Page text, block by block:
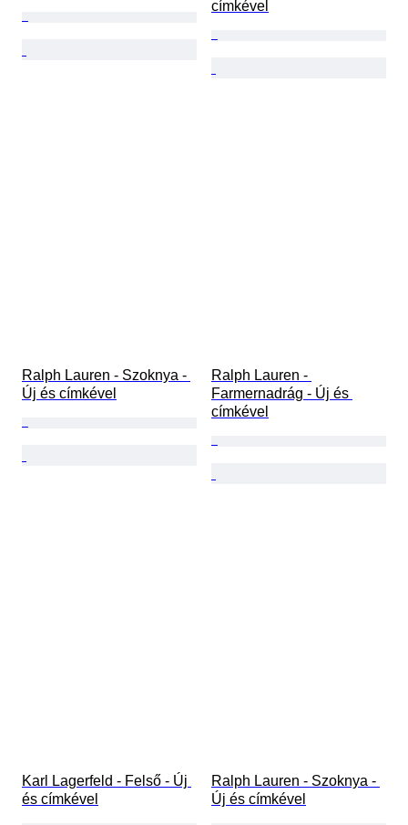
címkével
Ralph Lauren - Szoknya -
Új és címkével
Ralph Lauren -
Farmernadrág - Új és
címkével
Karl Lagerfeld - Felső - Új
és címkével
Ralph Lauren - Szoknya -
Új és címkével